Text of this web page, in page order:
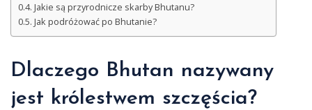
Jakie są przyrodnicze skarby Bhutanu?
Jak podróżować po Bhutanie?
Dlaczego Bhutan nazywany
jest królestwem szczęścia?